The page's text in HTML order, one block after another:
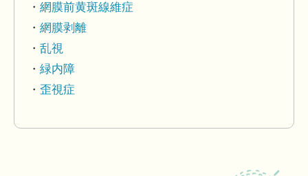
網膜前黄斑線維症
網膜剥離
乱視
緑内障
歪視症